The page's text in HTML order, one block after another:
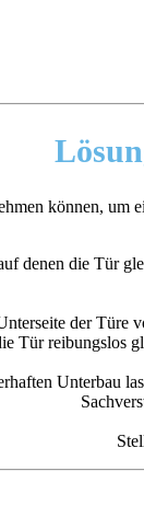
können, um
denen die Tür
der Türe
Tür reibungslos
Unterbau